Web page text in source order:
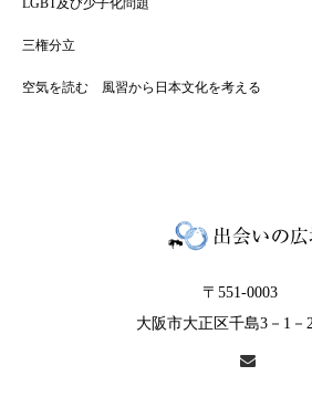
LGBT及び少子化問題
三権分立
空気を読む 風習から日本文化を考える
〒551-0003
大阪市大正区千島3－1－